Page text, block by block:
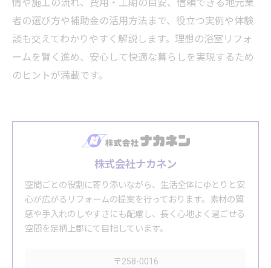
情や施工の流れ、費用・工期の目安、信頼できる地元業
者の選び方や補助金の活用方法まで、役立つ実例や体験
談も交えてわかりやすく解説します。理想の浴室リフォ
ームを賢く進め、安心して快適な暮らしを実現するため
のヒントが満載です。
株式会社ナカネン
空間ごとの役割に寄り添いながら、生活全体にゆとりと安
心が広がるリフォームの提案を行っております。素材の質
感や手入れのしやすさにも配慮し、長く心地よく過ごせる
空間を足柄上郡にて目指しています。
〒258-0016